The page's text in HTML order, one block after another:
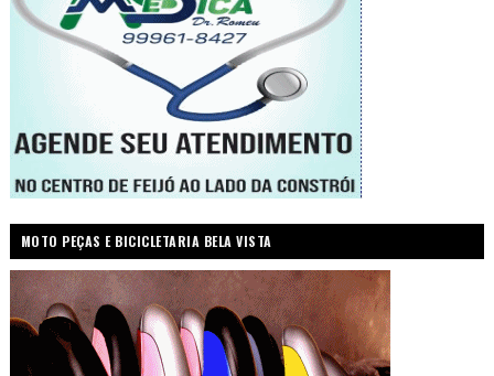
MOTO PEÇAS E BICICLETARIA BELA VISTA